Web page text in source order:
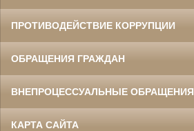
ПРОТИВОДЕЙСТВИЕ КОРРУПЦИИ
ОБРАЩЕНИЯ ГРАЖДАН
ВНЕПРОЦЕССУАЛЬНЫЕ ОБРАЩЕНИЯ
КАРТА САЙТА